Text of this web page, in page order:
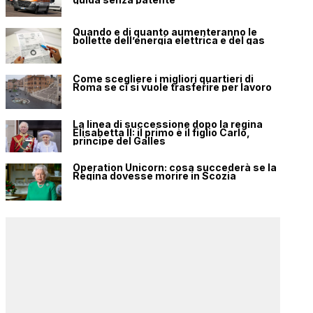
Quando e di quanto aumenteranno le
bollette dell’energia elettrica e del gas
Come scegliere i migliori quartieri di
Roma se ci si vuole trasferire per lavoro
La linea di successione dopo la regina
Elisabetta II: il primo è il figlio Carlo,
principe del Galles
Operation Unicorn: cosa succederà se la
Regina dovesse morire in Scozia